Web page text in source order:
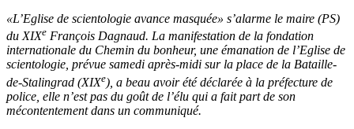
«L’Eglise de scientologie avance masquée» s’alarme le maire (PS)
du XIXe François Dagnaud. La manifestation de la fondation
internationale du Chemin du bonheur, une émanation de l’Eglise de
scientologie, prévue samedi après-midi sur la place de la Bataille-
de-Stalingrad (XIXe), a beau avoir été déclarée à la préfecture de
police, elle n’est pas du goût de l’élu qui a fait part de son
mécontentement dans un communiqué.